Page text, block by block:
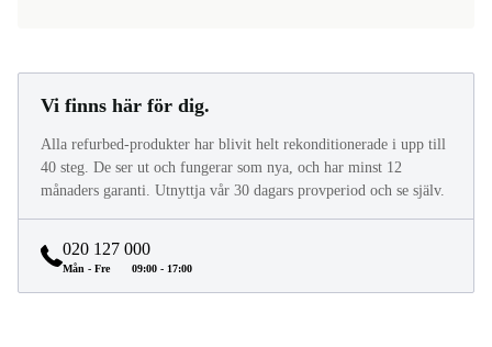
Vi finns här för dig.
Alla refurbed-produkter har blivit helt rekonditionerade i upp till
40 steg. De ser ut och fungerar som nya, och har minst 12
månaders garanti. Utnyttja vår 30 dagars provperiod och se själv.
020 127 000
Mån - Fre 09:00 - 17:00